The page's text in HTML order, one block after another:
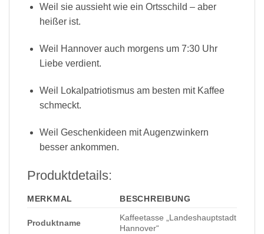
Weil sie aussieht wie ein Ortsschild – aber
heißer ist.
Weil Hannover auch morgens um 7:30 Uhr
Liebe verdient.
Weil Lokalpatriotismus am besten mit Kaffee
schmeckt.
Weil Geschenkideen mit Augenzwinkern
besser ankommen.
Produktdetails:
MERKMAL BESCHREIBUNG
Produktname
Kaffeetasse „Landeshauptstadt
Hannover“